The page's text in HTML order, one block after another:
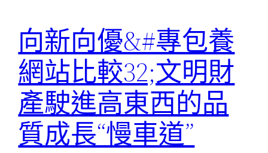
向新向優&#專包養
網站比較32;文明財
產駛進高東西的品
質成長“慢車道”